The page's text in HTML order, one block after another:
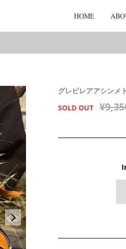
HOME
グレビレアアシンメ
SOLD OUT